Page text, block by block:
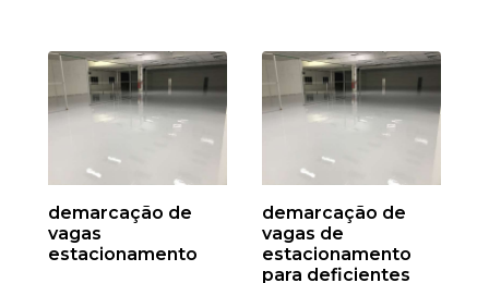
demarcação de
vagas
estacionamento
demarcação de
vagas de
estacionamento
para deficientes